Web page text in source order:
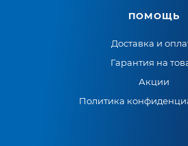
ПОМОЩЬ
Доставка и
Гарантия на
Акции
Политика